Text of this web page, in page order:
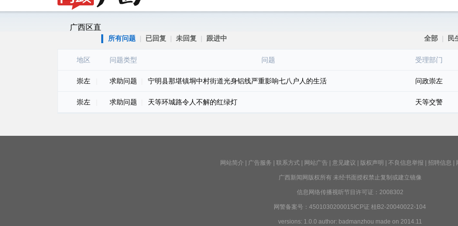
广西区直
所有问题 | 已回复 | 未回复 | 跟进中 全部 | 民
地区 问题类型 问题 受理部门
崇左 求助问题 宁明县那堪镇垌中村街道光身铝线严重影响七八户人的生活 问政崇左
崇左 求助问题 天等环城路令人不解的红绿灯 天等交警
网站简介 广告服务 联系方式 网站广告 意见建议 版权声明 不良信息举报 招聘信息
广西新闻网版权所有 未经书面授权禁止复制或建立镜像
信息网络传播视听节目许可证：2008302
网警备案号：4501030200015ICP证 桂B2-20040022-104
versions: 1.0.0 author: badmanzhou made on 2014.11